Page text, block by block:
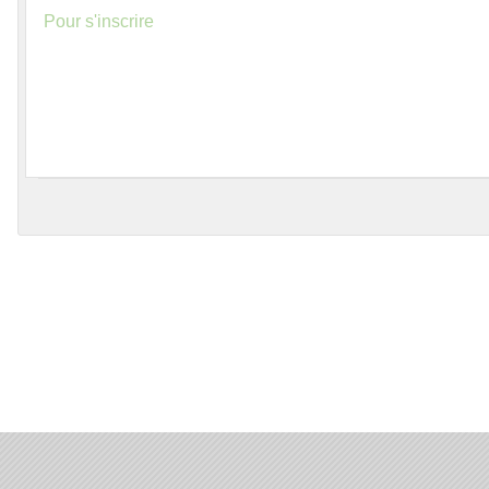
Pour s'inscrire